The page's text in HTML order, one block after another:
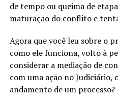
de tempo ou queima de
maturação do conflito e
Agora que você leu sobre o
como ele funciona, volto à
considerar a mediação de
com uma ação no Judiciário,
andamento de um processo?